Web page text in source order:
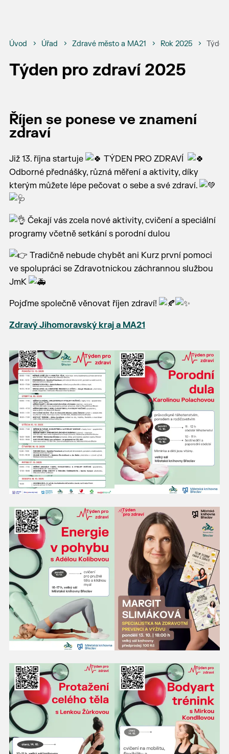
Úvod Úřad Zdravé město a MA21 Rok 2025
Týden pro zdraví 2025
Říjen se ponese ve znamení
zdraví
Již 13. října startuje
TÝDEN PRO ZDRAVÍ
Odborné přednášky, různá měření a aktivity, díky
kterým můžete lépe pečovat o sebe a své zdraví.
Čekají vás zcela nové aktivity, cvičení a speciální
programy včetně setkání s porodní dulou
Tradičně nebude chybět ani Kurz první pomoci
ve spolupráci se Zdravotnickou záchrannou službou
JmK
Pojďme společně věnovat říjen zdraví!
Zdravý Jihomoravský kraj a MA21